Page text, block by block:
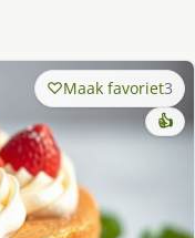
Maak favoriet3
👍